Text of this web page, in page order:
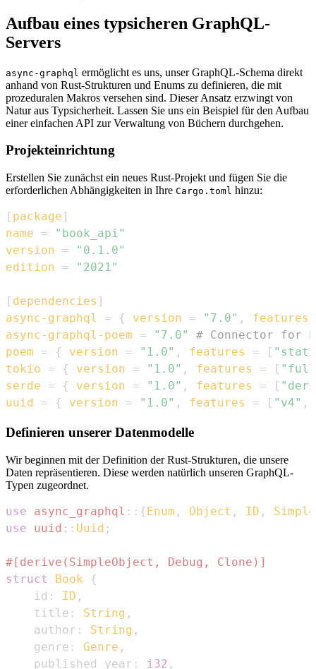
Aufbau eines typsicheren GraphQL-
Servers
async-graphql ermöglicht es uns, unser GraphQL-Schema direkt
anhand von Rust-Strukturen und Enums zu definieren, die mit
prozeduralen Makros versehen sind. Dieser Ansatz erzwingt von
Natur aus Typsicherheit. Lassen Sie uns ein Beispiel für den Aufbau
einer einfachen API zur Verwaltung von Büchern durchgehen.
Projekteinrichtung
Erstellen Sie zunächst ein neues Rust-Projekt und fügen Sie die
erforderlichen Abhängigkeiten in Ihre Cargo.toml hinzu:
[ package ]
name
=
"book_api"
version
=
"0.1.0"
edition
= "2021"
[ dependencies ]
async-graphql
= { version = "7.0" ,
features
async-graphql-poem
= "7.0"
# Connector for
poem
= { version = "1.0" , features = [
tokio
= { version = "1.0" , features = [
serde
= { version = "1.0" , features = [
uuid
= { version = "1.0" , features = [ "v4" ,
Definieren unserer Datenmodelle
Wir beginnen mit der Definition der Rust-Strukturen, die unsere
Daten repräsentieren. Diese werden natürlich unseren GraphQL-
Typen zugeordnet.
use async_graphql :: {Enum , Object , ID ,
use
uuid :: Uuid ;
#[derive(SimpleObject, Debug, Clone)]
struct
Book
{
    id
: ID ,
    title
: String ,
    author
: String ,
    genre
: Genre ,
    published_year
: i32 ,